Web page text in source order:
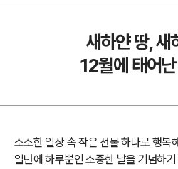
새하얀 땅, 새
12월에 태어
소소한 일상 속 작은 선물 하나로 행복
일년에 하루뿐인 소중한 날을 기념하